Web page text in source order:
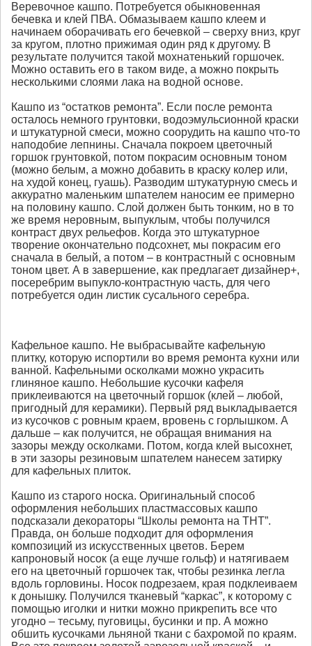
Веревочное кашпо. Потребуется обыкновенная
бечевка и клей ПВА. Обмазываем кашпо клеем и
начинаем оборачивать его бечевкой – сверху вниз, круг
за кругом, плотно прижимая один ряд к другому. В
результате получится такой мохнатенький горшочек.
Можно оставить его в таком виде, а можно покрыть
несколькими слоями лака на водной основе.
Кашпо из “остатков ремонта”. Если после ремонта
осталось немного грунтовки, водоэмульсионной краски
и штукатурной смеси, можно соорудить на кашпо что-то
наподобие лепнины. Сначала покроем цветочный
горшок грунтовкой, потом покрасим основным тоном
(можно белым, а можно добавить в краску колер или,
на худой конец, гуашь). Разводим штукатурную смесь и
аккуратно маленьким шпателем наносим ее примерно
на половину кашпо. Слой должен быть тонким, но в то
же время неровным, выпуклым, чтобы получился
контраст двух рельефов. Когда это штукатурное
творение окончательно подсохнет, мы покрасим его
сначала в белый, а потом – в контрастный с основным
тоном цвет. А в завершение, как предлагает дизайнер+,
посеребрим выпукло-контрастную часть, для чего
потребуется один листик сусального серебра.
Кафельное кашпо. Не выбрасывайте кафельную
плитку, которую испортили во время ремонта кухни или
ванной. Кафельными осколками можно украсить
глиняное кашпо. Небольшие кусочки кафеля
приклеиваются на цветочный горшок (клей – любой,
пригодный для керамики). Первый ряд выкладывается
из кусочков с ровным краем, вровень с горлышком. А
дальше – как получится, не обращая внимания на
зазоры между осколками. Потом, когда клей высохнет,
в эти зазоры резиновым шпателем нанесем затирку
для кафельных плиток.
Кашпо из старого носка. Оригинальный способ
оформления небольших пластмассовых кашпо
подсказали декораторы “Школы ремонта на ТНТ”.
Правда, он больше подходит для оформления
композиций из искусственных цветов. Берем
капроновый носок (а еще лучше гольф) и натягиваем
его на цветочный горшочек так, чтобы резинка легла
вдоль горловины. Носок подрезаем, края подклеиваем
к донышку. Получился тканевый “каркас”, к которому с
помощью иголки и нитки можно прикрепить все что
угодно – тесьму, пуговицы, бусинки и пр. А можно
обшить кусочками льняной ткани с бахромой по краям.